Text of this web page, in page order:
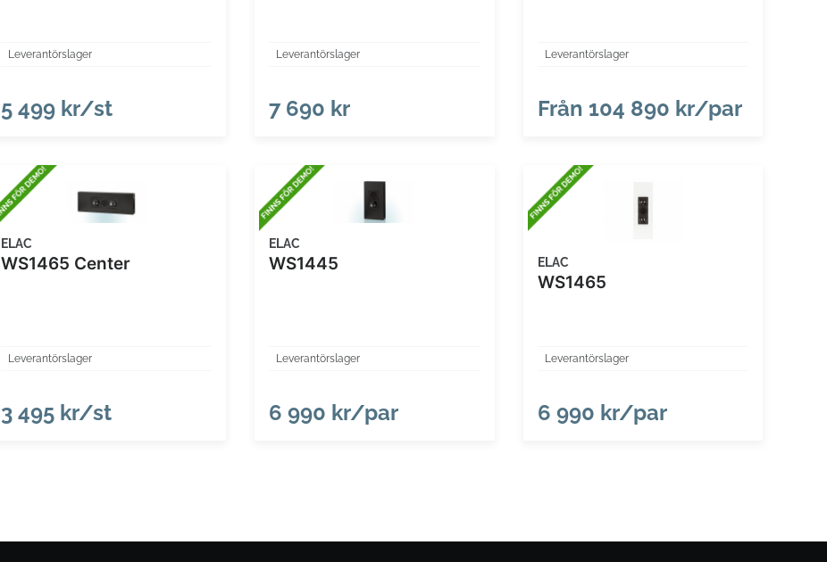
Leverantörslager
5 499 kr/st
Leverantörslager
7 690 kr
Leverantörslager
Från 104 890 kr/par
ELAC
WS1465 Center
Leverantörslager
3 495 kr/st
ELAC
WS1445
Leverantörslager
6 990 kr/par
ELAC
WS1465
Leverantörslager
6 990 kr/par